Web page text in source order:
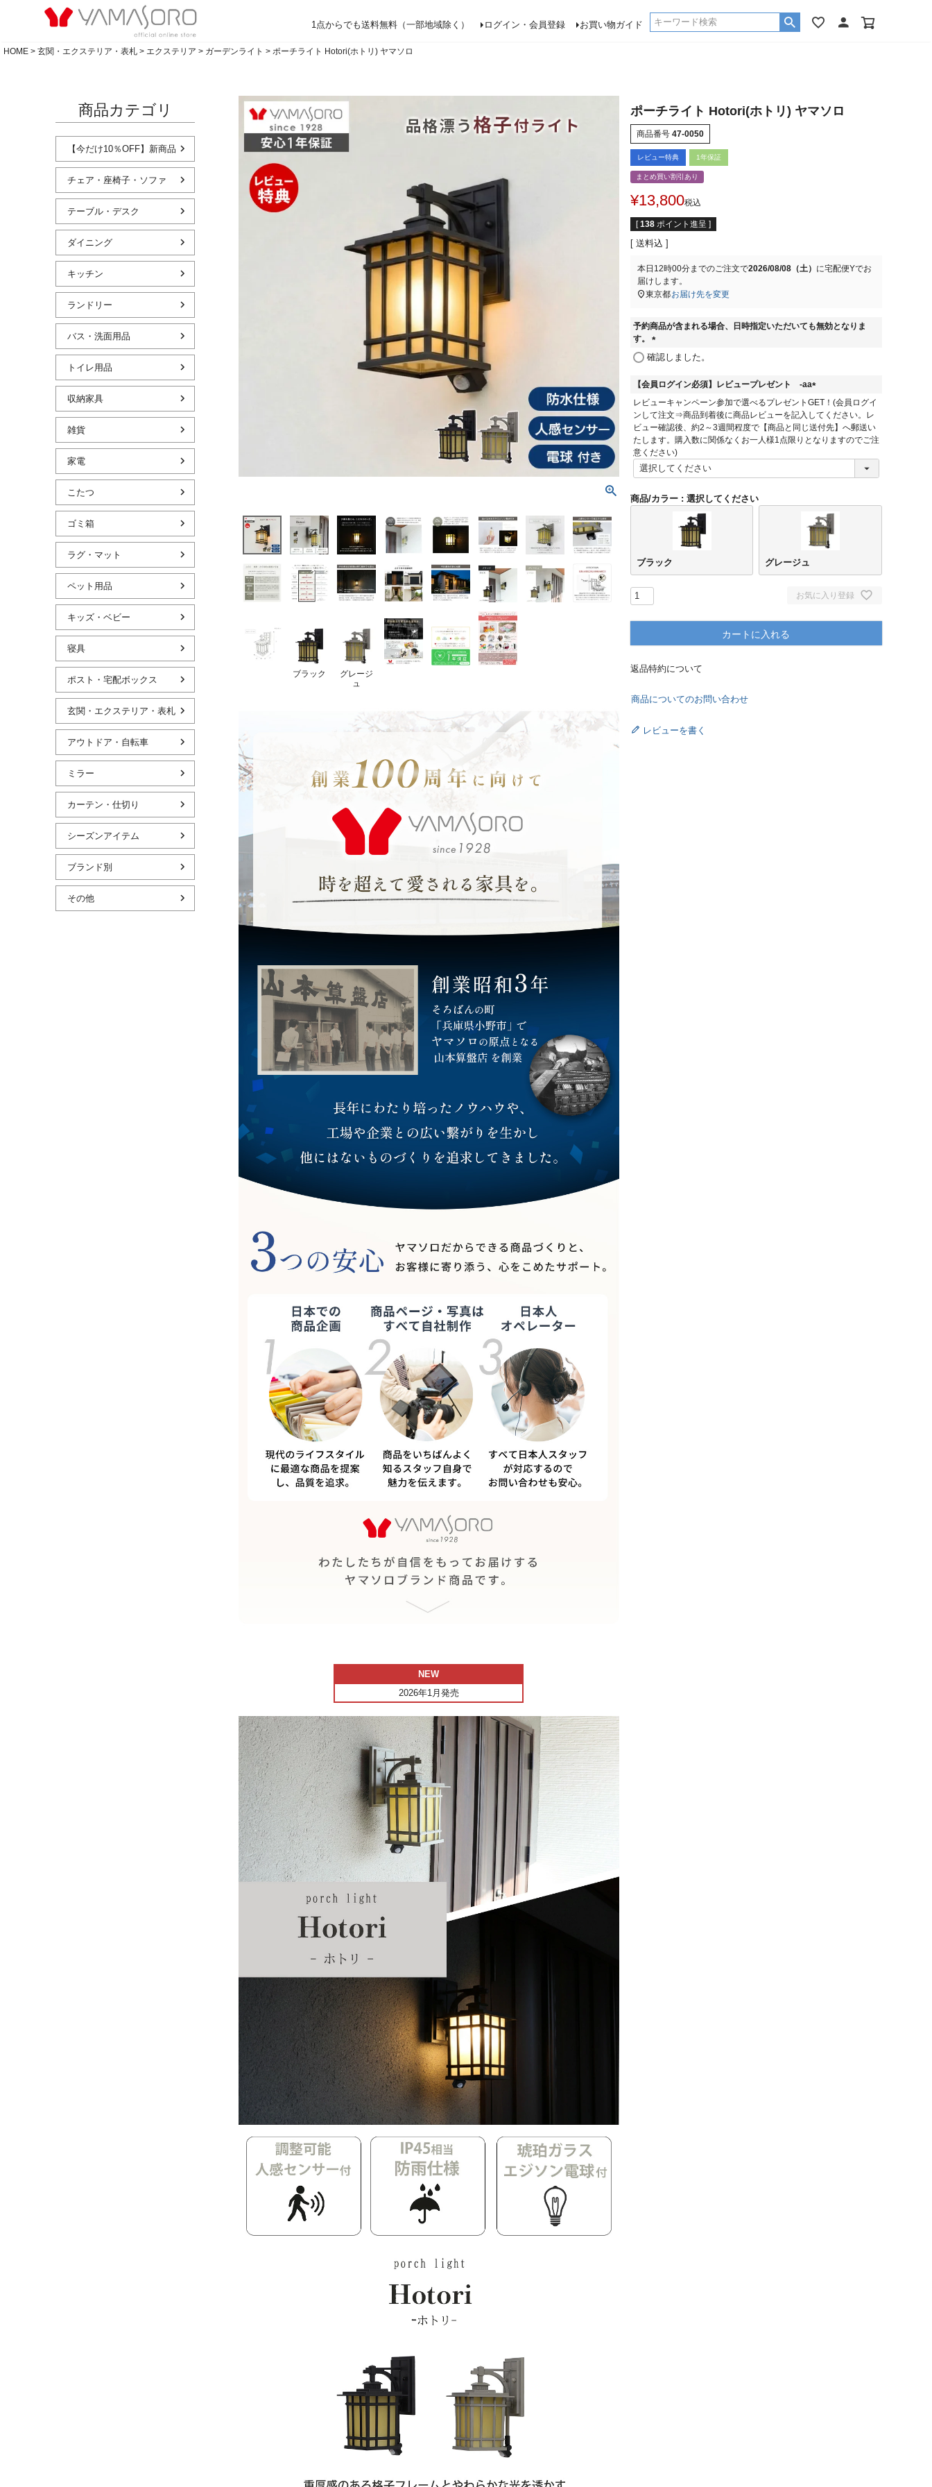
1点からでも送料無料（一部地域除く） ログイン・会員登録 お買い物ガイド
検索
HOME 玄関・エクステリア・表札 エクステリア ガーデンライト ポーチライト Hotori(ホトリ) ヤマソロ
商品カテゴリ
【今だけ10％OFF】新商品
チェア・座椅子・ソファ
テーブル・デスク
ダイニング
キッチン
ランドリー
バス・洗面用品
トイレ用品
収納家具
雑貨
家電
こたつ
ゴミ箱
ラグ・マット
ペット用品
キッズ・ベビー
寝具
ポスト・宅配ボックス
玄関・エクステリア・表札
アウトドア・自転車
ミラー
カーテン・仕切り
シーズンアイテム
ブランド別
その他
ブラック
グレージ
ュ
NEW
2026年1月発売
ポーチライト Hotori(ホトリ) ヤマソロ
商品番号 47-0050
レビュー特典 1年保証
まとめ買い割引あり
¥13,800税込
[ 138 ポイント進呈 ]
送料込
本日 12時00分までのご注文で2026/08/08（土） に宅配便Yでお
届けします。
東京都お届け先を変更
予約商品が含まれる場合、日時指定いただいても無効となりま
す。
(
須
)
確認しました。
【会員ログイン必須】レビュープレゼント -aa
(
必
須
)
レビューキャンペーン参加で選べるプレゼントGET！(会員ログイ
ンして注文⇒商品到着後に商品レビューを記入してください。レ
ビュー確認後、約2～3週間程度で【商品と同じ送付先】へ郵送い
たします。購入数に関係なくお一人様1点限りとなりますのでご注
意ください)
商品/カラー 選択してください
ブラック グレージュ
お気に入り登録
カートに入れる
返品特約について
商品についてのお問い合わせ
レビューを書く